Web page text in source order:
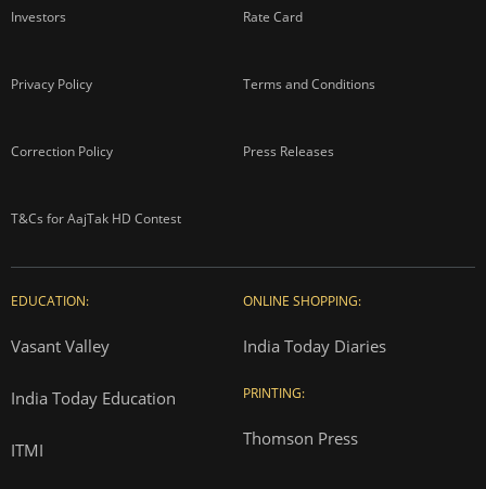
Investors Rate Card
Privacy Policy Terms and Conditions
Correction Policy Press Releases
T&Cs for AajTak HD Contest
EDUCATION:
Vasant Valley
India Today Education
ITMI
ONLINE SHOPPING:
India Today Diaries
PRINTING:
Thomson Press